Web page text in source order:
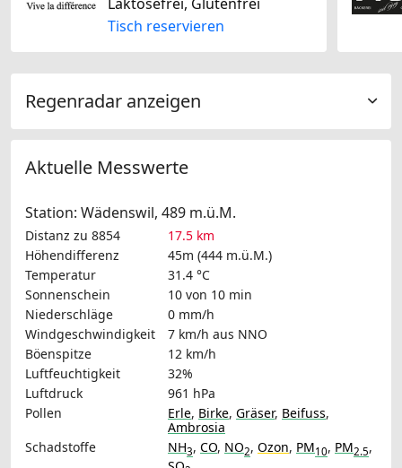
Tisch reservieren
Regenradar anzeigen
Aktuelle Messwerte
Station: Wädenswil, 489 m.ü.M.
Distanz zu 8854
17.5 km
Höhendifferenz
45m (444 m.ü.M.)
Temperatur
31.4 °C
Sonnenschein
10 von 10 min
Niederschläge
0 mm/h
Windgeschwindigkeit
7 km/h aus NNO
Böenspitze
12 km/h
Luftfeuchtigkeit
32%
Luftdruck
961 hPa
Pollen
Erle, Birke, Gräser, Beifuss,
Ambrosia
Schadstoffe
NH3, CO, NO2, Ozon, PM10, PM2.5,